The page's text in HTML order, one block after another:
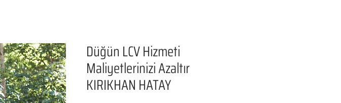
Düğün LCV Hizmeti
Maliyetlerinizi Azaltır
KIRIKHAN HATAY